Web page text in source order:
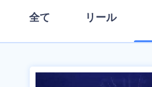
全て リール